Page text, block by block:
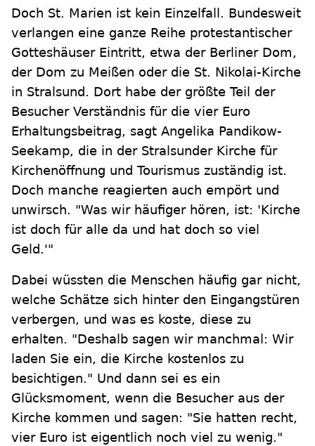
Doch St. Marien ist kein Einzelfall. Bundesweit
verlangen eine ganze Reihe protestantischer
Gotteshäuser Eintritt, etwa der Berliner Dom,
der Dom zu Meißen oder die St. Nikolai-Kirche
in Stralsund. Dort habe der größte Teil der
Besucher Verständnis für die vier Euro
Erhaltungsbeitrag, sagt Angelika Pandikow-
Seekamp, die in der Stralsunder Kirche für
Kirchenöffnung und Tourismus zuständig ist.
Doch manche reagierten auch empört und
unwirsch. "Was wir häufiger hören, ist: 'Kirche
ist doch für alle da und hat doch so viel
Geld.'"
Dabei wüssten die Menschen häufig gar nicht,
welche Schätze sich hinter den Eingangstüren
verbergen, und was es koste, diese zu
erhalten. "Deshalb sagen wir manchmal: Wir
laden Sie ein, die Kirche kostenlos zu
besichtigen." Und dann sei es ein
Glücksmoment, wenn die Besucher aus der
Kirche kommen und sagen: "Sie hatten recht,
vier Euro ist eigentlich noch viel zu wenig."